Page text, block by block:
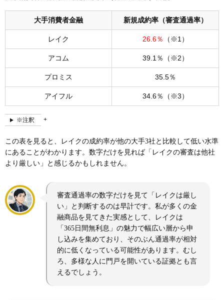
大手消費者金融 新規成約率（審査通過率）
レイク 26.6％ （※1）
アコム 39.1％（※2）
プロミス 35.5％
アイフル 34.6％（※3）
※注釈
この表を見ると、レイクの成約率が他の大手3社と比較して低い水準
にあることがわかります。数字だけを見れば「レイクの審査は他社
より厳しい」と感じるかもしれません。
審査通過率の数字だけを見て「レイクは厳し
い」と判断するのは早計です。私が多くの金
融商品を見てきた実感として、レイクは
「365日間無利息」の魅力で幅広い層から申
し込みを集めており、そのぶん通過率が相対
的に低くなっている可能性があります。むし
ろ、多様な人に門戸を開いている証拠とも言
えるでしょう。